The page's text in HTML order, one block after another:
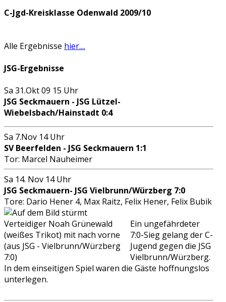
C-Jgd-Kreisklasse Odenwald 2009/10
Alle Ergebnisse hier....
JSG-Ergebnisse
Sa 31.Okt 09 15 Uhr
JSG Seckmauern - JSG Lützel-
Wiebelsbach/Hainstadt 0:4
Sa 7.Nov 14 Uhr
SV Beerfelden - JSG Seckmauern 1:1
Tor: Marcel Nauheimer
Sa 14. Nov 14 Uhr
JSG Seckmauern- JSG Vielbrunn/Würzberg 7:0
Tore: Dario Hener 4, Max Raitz, Felix Hener, Felix Bubik
Ein ungefährdeter
7:0-Sieg gelang der C-
Jugend gegen die JSG
Vielbrunn/Würzberg.
In dem einseitigen Spiel waren die Gäste hoffnungslos
unterlegen.